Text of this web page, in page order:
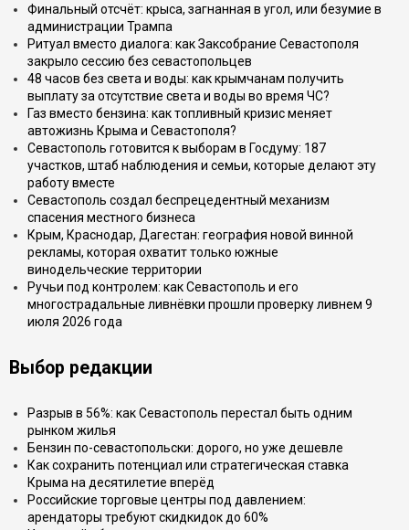
Финальный отсчёт: крыса, загнанная в угол, или безумие в
администрации Трампа
Ритуал вместо диалога: как Заксобрание Севастополя
закрыло сессию без севастопольцев
48 часов без света и воды: как крымчанам получить
выплату за отсутствие света и воды во время ЧС?
Газ вместо бензина: как топливный кризис меняет
автожизнь Крыма и Севастополя?
Севастополь готовится к выборам в Госдуму: 187
участков, штаб наблюдения и семьи, которые делают эту
работу вместе
Севастополь создал беспрецедентный механизм
спасения местного бизнеса
Крым, Краснодар, Дагестан: география новой винной
рекламы, которая охватит только южные
винодельческие территории
Ручьи под контролем: как Севастополь и его
многострадальные ливнёвки прошли проверку ливнем 9
июля 2026 года
Выбор редакции
Разрыв в 56%: как Севастополь перестал быть одним
рынком жилья
Бензин по-севастопольски: дорого, но уже дешевле
Как сохранить потенциал или стратегическая ставка
Крыма на десятилетие вперёд
Российские торговые центры под давлением:
арендаторы требуют скидкидок до 60%